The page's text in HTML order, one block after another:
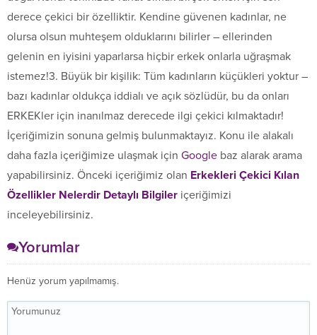
derece çekici bir özelliktir. Kendine güvenen kadınlar, ne
olursa olsun muhteşem olduklarını bilirler – ellerinden
gelenin en iyisini yaparlarsa hiçbir erkek onlarla uğraşmak
istemez!3. Büyük bir kişilik: Tüm kadınların küçükleri yoktur –
bazı kadınlar oldukça iddialı ve açık sözlüdür, bu da onları
ERKEKler için inanılmaz derecede ilgi çekici kılmaktadır!
İçeriğimizin sonuna gelmiş bulunmaktayız. Konu ile alakalı
daha fazla içeriğimize ulaşmak için Google baz alarak arama
yapabilirsiniz. Önceki içeriğimiz olan Erkekleri Çekici Kılan
Özellikler Nelerdir Detaylı Bilgiler içeriğimizi
inceleyebilirsiniz.
Yorumlar
Henüz yorum yapılmamış.